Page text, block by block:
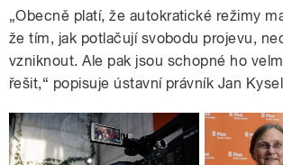
„Obecně platí, že autokratické režimy
že tím, jak potlačují svobodu projevu,
vzniknout. Ale pak jsou schopné ho
řešit,“ popisuje ústavní právník Jan